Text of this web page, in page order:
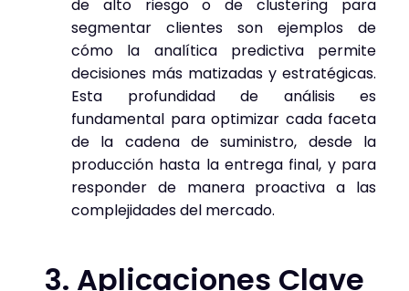
de alto riesgo o de clustering para
segmentar clientes son ejemplos de
cómo la analítica predictiva permite
decisiones más matizadas y estratégicas.
Esta profundidad de análisis es
fundamental para optimizar cada faceta
de la cadena de suministro, desde la
producción hasta la entrega final, y para
responder de manera proactiva a las
complejidades del mercado.
3. Aplicaciones Clave